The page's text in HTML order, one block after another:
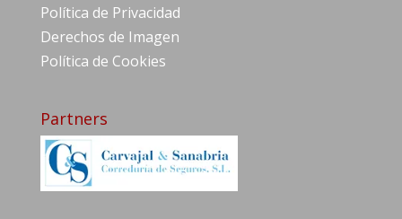
Política de Privacidad
Derechos de Imagen
Política de Cookies
Partners